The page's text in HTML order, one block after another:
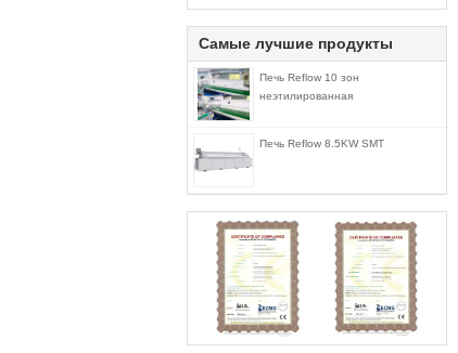
Самые лучшие продукты
Печь Reflow 10 зон
неэтилированная
Печь Reflow 8.5KW SMT